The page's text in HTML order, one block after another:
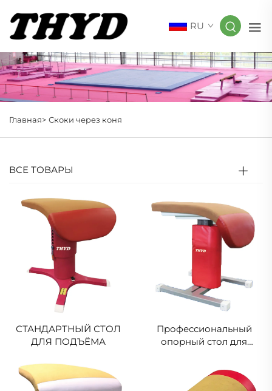
RU
Главная> Скоки через коня
ВСЕ ТОВАРЫ
СТАНДАРТНЫЙ СТОЛ
ДЛЯ ПОДЪЁМА
Профессиональный
опорный стол для